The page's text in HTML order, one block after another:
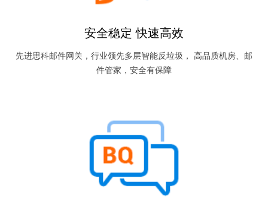
安全稳定 快速高效
先进思科邮件网关，行业领先多层智能反垃圾， 高品质机房、邮
件管家，安全有保障